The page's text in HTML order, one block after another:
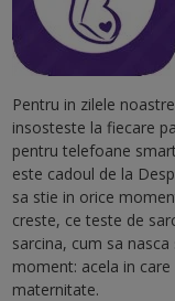
Pentru in zilele
insosteste la fiecare
pentru telefoane
este cadoul de la
sa stie in orice
creste, ce teste de
sarcina, cum sa
moment: acela in care
maternitate.